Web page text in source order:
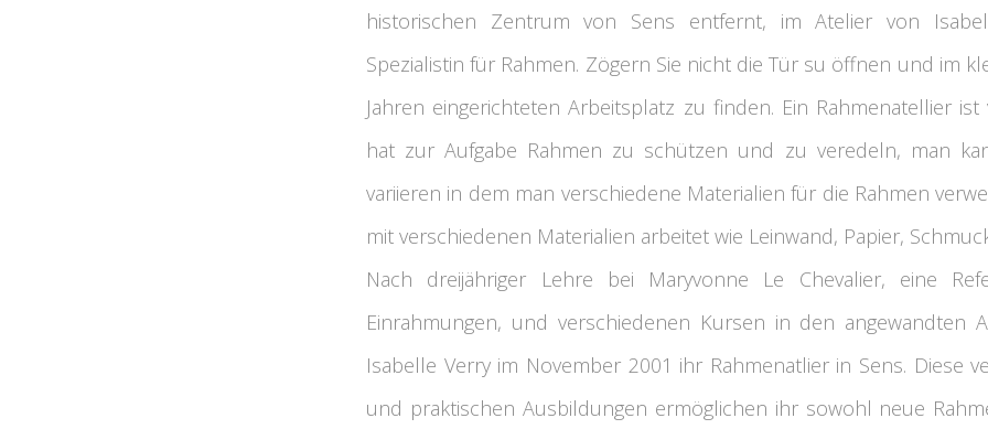
historischen Zentrum von Sens entfernt, im Atelier von
Spezialistin für Rahmen. Zögern Sie nicht die Tür su öffnen und im
Jahren eingerichteten Arbeitsplatz zu finden. Ein Rahmenatellier
hat zur Aufgabe Rahmen zu schützen und zu veredeln, man
variieren in dem man verschiedene Materialien für die Rahmen
mit verschiedenen Materialien arbeitet wie Leinwand, Papier,
Nach dreijähriger Lehre bei Maryvonne Le Chevalier, eine
Einrahmungen, und verschiedenen Kursen in den angewandten
Isabelle Verry im November 2001 ihr Rahmenatlier in Sens. Diese
und praktischen Ausbildungen ermöglichen ihr sowohl neue